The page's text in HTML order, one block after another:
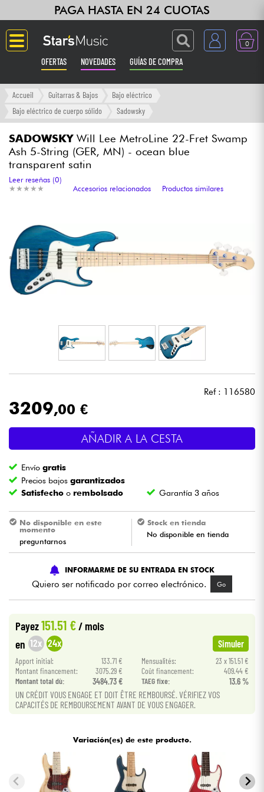
PAGA HASTA EN 24 CUOTAS
0
OFERTAS NOVEDADES GUÍAS DE COMPRA
Langue
Ampli & Efectos
Pianos
Grabación
Auriculares
Luces
Batería y percusión
Vientos
Violines y cuarteto
Niños
HiFi
Bundle
Accueil Guitarras & Bajos
Bajo eléctrico
Bajo eléctrico de cuerpo sólido
Sadowsky
SADOWSKYWill Lee MetroLine 22-Fret Swamp
Ash 5-String (GER, MN) - ocean blue
transparent satin
★ ★ ★ ★ ★
★ ★ ★ ★ ★
Leer reseñas (0)
Accesorios relacionados
Productos similares
Ref : 116580
3209,00 €
AÑADIR A LA CESTA
Envíogratis
Precios bajosgarantizados
Satisfecho o rembolsado Garantía 3 años
No disponible en este
momento
preguntarnos
Stock en tienda
No disponible en tienda
INFORMARME DE SU ENTRADA EN STOCK
Quiero ser notificado por correo electrónico. Go
Payez151.51 € / mois
en 12x 24x Simuler
Apport initial: 133.71 € Mensualités:
23 x 151.51 €
Montant financement:
3075.29 € Coût financement:
409.44 €
Montant total dù:
3484.73 € TAEG fixe: 13.6 %
UN CRÉDIT VOUS ENGAGE ET DOIT ÊTRE REMBOURSÉ. VÉRIFIEZ VOS
CAPACITÉS DE REMBOURSEMENT AVANT DE VOUS ENGAGER.
Variación(es) de este producto.